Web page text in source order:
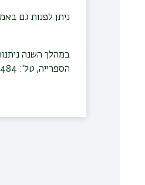
ניתן לפנות גם
במהלך השנה
הספרייה, טל': 03-5318484